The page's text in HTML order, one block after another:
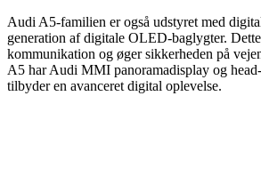
Audi A5-familien er også udstyret med
generation af digitale OLED-baglygter.
kommunikation og øger sikkerheden på
A5 har Audi MMI panoramadisplay og
tilbyder en avanceret digital oplevelse.